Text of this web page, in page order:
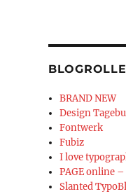
BLOGROLLE
BRAND NEW
Design
Fontwerk
Fubiz
I love
PAGE online
Slanted